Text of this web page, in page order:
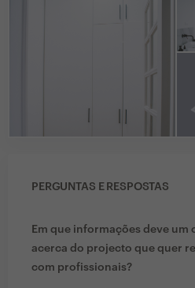
PERGUNTAS E RESPOSTAS
Em que informações deve um
acerca do projecto que quer
com profissionais?